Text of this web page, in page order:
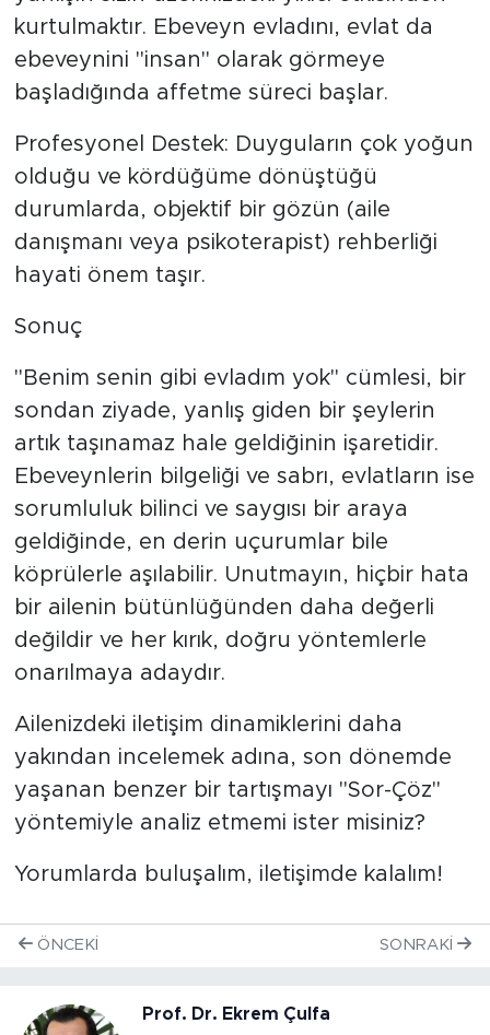
kurtulmaktır. Ebeveyn evladını, evlat da
ebeveynini "insan" olarak görmeye
başladığında affetme süreci başlar.
​Profesyonel Destek: Duyguların çok yoğun
olduğu ve kördüğüme dönüştüğü
durumlarda, objektif bir gözün (aile
danışmanı veya psikoterapist) rehberliği
hayati önem taşır.
​Sonuç
​"Benim senin gibi evladım yok" cümlesi, bir
sondan ziyade, yanlış giden bir şeylerin
artık taşınamaz hale geldiğinin işaretidir.
Ebeveynlerin bilgeliği ve sabrı, evlatların ise
sorumluluk bilinci ve saygısı bir araya
geldiğinde, en derin uçurumlar bile
köprülerle aşılabilir. Unutmayın, hiçbir hata
bir ailenin bütünlüğünden daha değerli
değildir ve her kırık, doğru yöntemlerle
onarılmaya adaydır.
​Ailenizdeki iletişim dinamiklerini daha
yakından incelemek adına, son dönemde
yaşanan benzer bir tartışmayı "Sor-Çöz"
yöntemiyle analiz etmemi ister misiniz?
Yorumlarda buluşalım, iletişimde kalalım!
ÖNCEKI SONRAKI
Prof. Dr. Ekrem Çulfa